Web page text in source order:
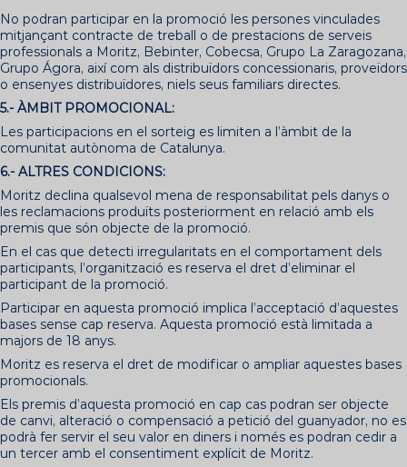
No podran participar en la promoció les persones vinculades
mitjançant contracte de treball o de prestacions de serveis
professionals a Moritz, Bebinter, Cobecsa, Grupo La Zaragozana,
Grupo Ágora, així com als distribuïdors concessionaris, proveïdors
o ensenyes distribuïdores, niels seus familiars directes.
5.- ÀMBIT PROMOCIONAL:
Les participacions en el sorteig es limiten a l’àmbit de la
comunitat autònoma de Catalunya.
6.- ALTRES CONDICIONS:
Moritz declina qualsevol mena de responsabilitat pels danys o
les reclamacions produïts posteriorment en relació amb els
premis que són objecte de la promoció.
En el cas que detecti irregularitats en el comportament dels
participants, l’organització es reserva el dret d’eliminar el
participant de la promoció.
Participar en aquesta promoció implica l’acceptació d’aquestes
bases sense cap reserva. Aquesta promoció està limitada a
majors de 18 anys.
Moritz es reserva el dret de modificar o ampliar aquestes bases
promocionals.
Els premis d’aquesta promoció en cap cas podran ser objecte
de canvi, alteració o compensació a petició del guanyador, no es
podrà fer servir el seu valor en diners i només es podran cedir a
un tercer amb el consentiment explícit de Moritz.